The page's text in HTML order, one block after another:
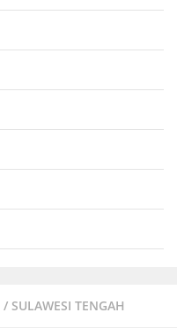
/ SULAWESI TENGAH